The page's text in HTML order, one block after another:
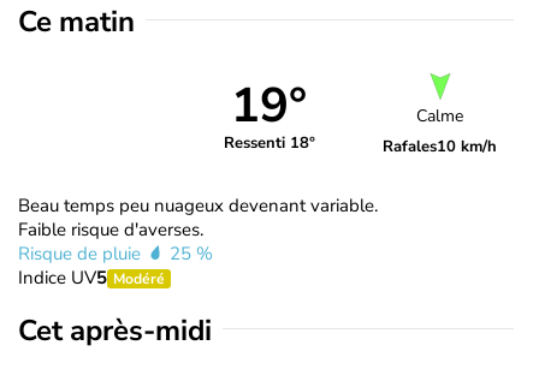
Ce matin
19°
Ressenti 18°
Calme
Rafales10 km/h
Beau temps peu nuageux devenant variable.
Faible risque d'averses.
Risque de pluie
25 %
Indice UV5 Modéré
Cet après-midi